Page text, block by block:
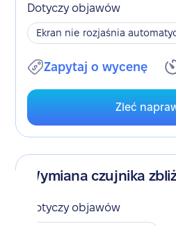
Dotyczy objawów
Ekran nie rozjaśnia
Zapytaj o wycenę
Zleć
Wymiana czujnika
Dotyczy objawów